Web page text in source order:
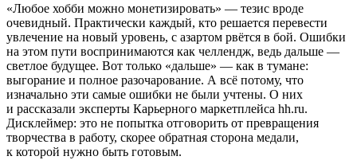
«Любое хобби можно монетизировать» — тезис вроде
очевидный. Практически каждый, кто решается перевести
увлечение на новый уровень, с азартом рвётся в бой. Ошибки
на этом пути воспринимаются как челлендж, ведь дальше —
светлое будущее. Вот только «дальше» — как в тумане:
выгорание и полное разочарование. А всё потому, что
изначально эти самые ошибки не были учтены. О них
и рассказали эксперты Карьерного маркетплейса hh.ru.
Дисклеймер: это не попытка отговорить от превращения
творчества в работу, скорее обратная сторона медали,
к которой нужно быть готовым.